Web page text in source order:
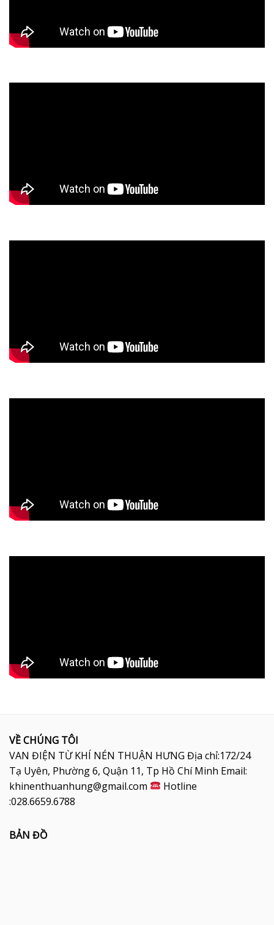
VỀ CHÚNG TÔI
VAN ĐIỆN TỪ KHÍ NÉN THUẬN HƯNG Địa chỉ:172/24
Tạ Uyên, Phường 6, Quận 11, Tp Hồ Chí Minh Email:
khinenthuanhung@gmail.com
Hotline
:028.6659.6788
BẢN ĐỒ